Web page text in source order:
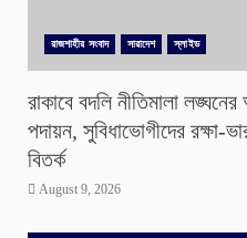
রাজশাহীর সংবাদ সারাদেশ স্লাইড
রাকাবে বদলি নীতিমালা
পদায়ন, সুবিধাভোগীদের রক্ষা-
বিতর্ক
August 9, 2026